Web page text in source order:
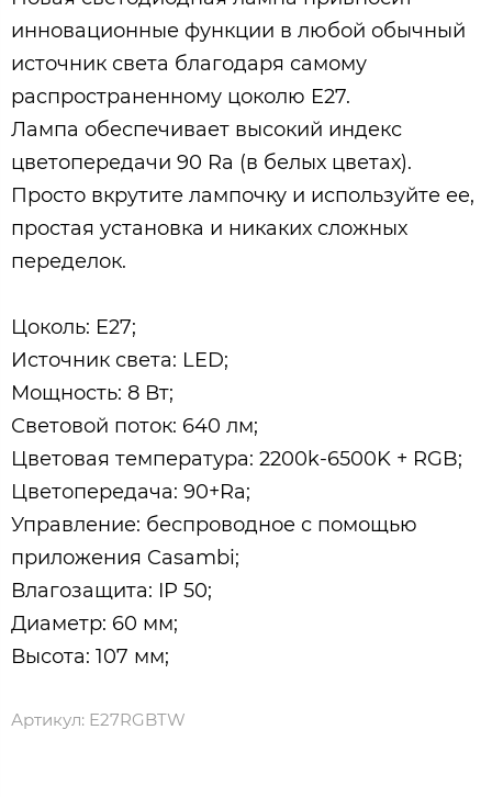
инновационные функции в любой обычный
источник света благодаря самому
распространенному цоколю E27.
Лампа обеспечивает высокий индекс
цветопередачи 90 Ra (в белых цветах).
Просто вкрутите лампочку и используйте ее,
простая установка и никаких сложных
переделок.
Цоколь: E27;
Источник света: LED;
Мощность: 8 Вт;
Световой поток: 640 лм;
Цветовая температура: 2200k-6500K + RGB;
Цветопередача: 90+Ra;
Управление: беспроводное с помощью
приложения Casambi;
Влагозащита: IP 50;
Диаметр: 60 мм;
Высота: 107 мм;
Артикул: E27RGBTW